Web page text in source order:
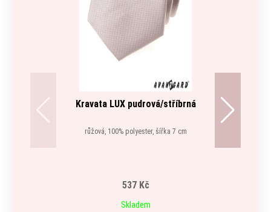
Kravata LUX pudrová/stříbrná
růžová, 100% polyester, šířka 7 cm
537 Kč
Skladem